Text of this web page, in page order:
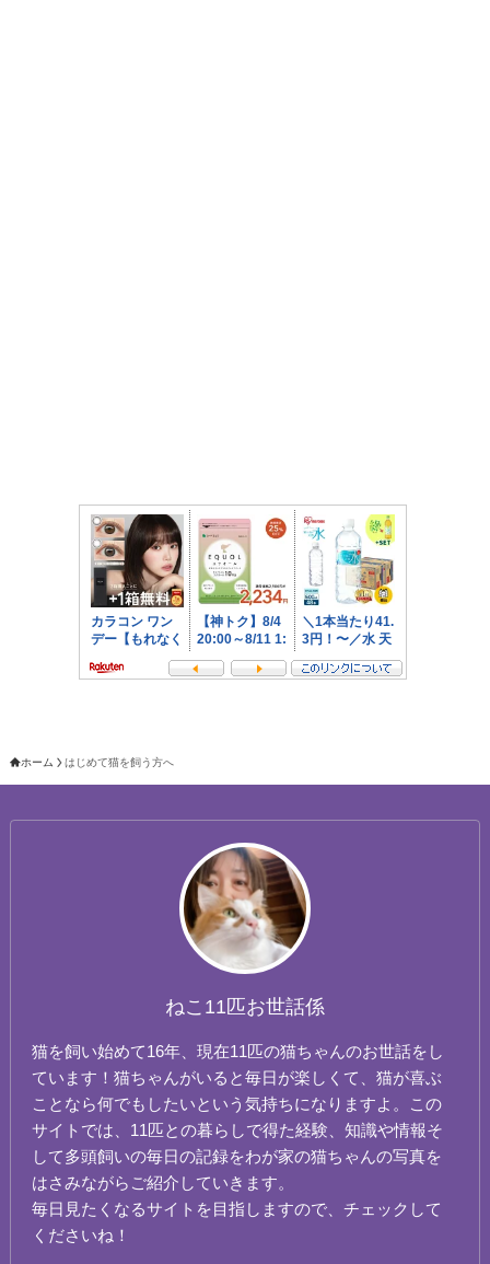
ホーム はじめて猫を飼う方へ
ねこ11匹お世話係
猫を飼い始めて16年、現在11匹の猫ちゃんのお世話をし
ています！猫ちゃんがいると毎日が楽しくて、猫が喜ぶ
ことなら何でもしたいという気持ちになりますよ。この
サイトでは、11匹との暮らしで得た経験、知識や情報そ
して多頭飼いの毎日の記録をわが家の猫ちゃんの写真を
はさみながらご紹介していきます。
毎日見たくなるサイトを目指しますので、チェックして
くださいね！